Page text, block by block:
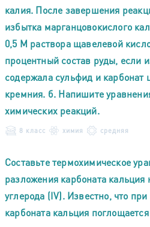
калия. После завершения
избытка марганцовокислого
0,5 М раствора щавелевой
процентный состав руды, если
содержала сульфид и карбонат
кремния. б. Напишите
химических реакций.
8 класс химия средняя
Составьте термохимическое
разложения карбоната кальция
углерода (IV). Известно, что
карбоната кальция